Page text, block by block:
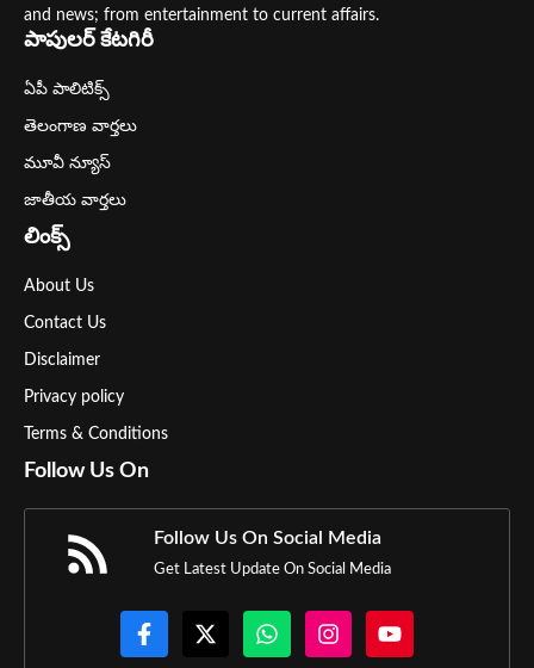
and news; from entertainment to current affairs.
పాపులర్ కేటగిరీ
ఏపీ పాలిటిక్స్
తెలంగాణ వార్తలు
మూవీ న్యూస్
జాతీయ వార్తలు
లింక్స్
About Us
Contact Us
Disclaimer
Privacy policy
Terms & Conditions
Follow Us On
Follow Us On Social Media
Get Latest Update On Social Media